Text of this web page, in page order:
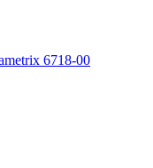
6718-00